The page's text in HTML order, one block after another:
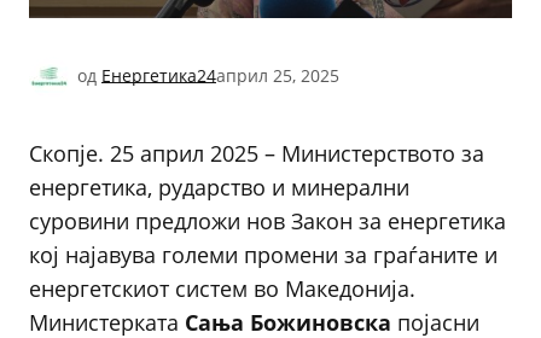
од Енергетика24април 25, 2025
Скопје. 25 април 2025 – Министерството за
енергетика, рударство и минерални
суровини предложи нов Закон за енергетика
кој најавува големи промени за граѓаните и
енергетскиот систем во Македонија.
Министерката Сања Божиновска појасни